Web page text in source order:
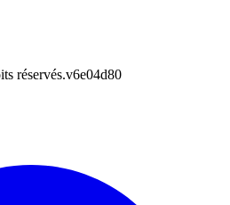
réservés.v6e04d80